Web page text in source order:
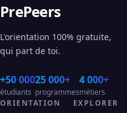
PrePeers
L'orientation 100% gratuite,
qui part de toi.
+50 000
étudiants
25 000+
programmes
4 000+
métiers
ORIENTATION
EXPLORER